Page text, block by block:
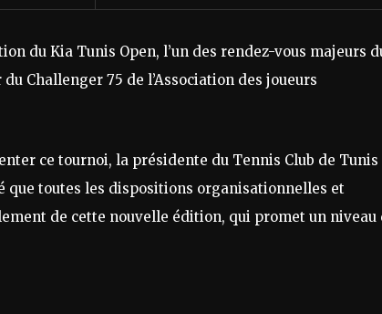
du Kia Tunis Open, l’un des rendez-vous majeurs
Challenger 75 de l’Association des joueurs
ce tournoi, la présidente du Tennis Club de Tunis
toutes les dispositions organisationnelles et
de cette nouvelle édition, qui promet un niveau